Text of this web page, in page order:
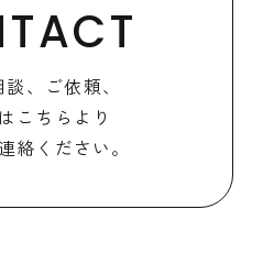
、ご依頼、
こちらより
絡ください。